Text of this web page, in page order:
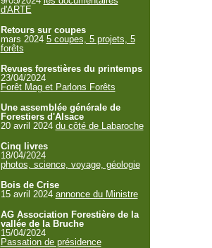
d'ARTE
Retours sur coupes
mars 2024 5 coupes, 5 projets, 5
forêts
Revues forestières du printemps
23/04/2024
Forêt Mag et Parlons Forêts
Une assemblée générale de
Forestiers d'Alsace
20 avril 2024 du côté de Labaroche
Cinq livres
18/04/2024
photos, science, voyage, géologie
Bois de Crise
15 avril 2024 annonce du Ministre
AG Association Forestière de la
vallée de la Bruche
15/04/2024
Passation de présidence